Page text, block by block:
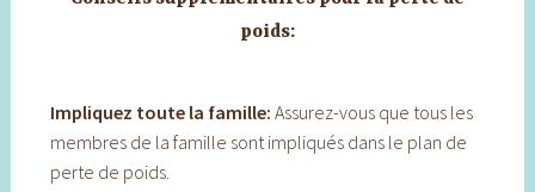
poids:
Impliquez toute la famille: Assurez-vous que tous les
membres de la famille sont impliqués dans le plan de
perte de poids.